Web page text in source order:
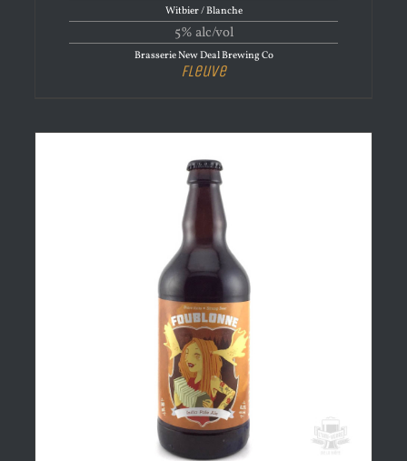
Witbier / Blanche
5% alc/vol
Brasserie New Deal Brewing Co
Fleuve